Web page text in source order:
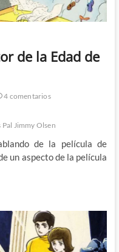
de la Edad de
4 comentarios
Jimmy Olsen
de la película de
un aspecto de la película